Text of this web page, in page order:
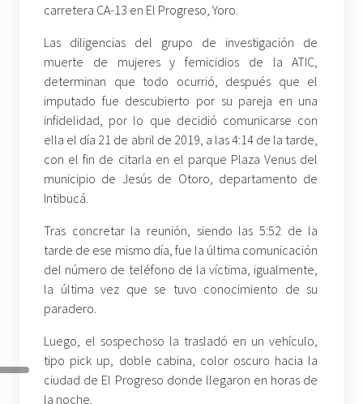
carretera CA-13 en El Progreso, Yoro.
Las diligencias del grupo de investigación de
muerte de mujeres y femicidios de la ATIC,
determinan que todo ocurrió, después que el
imputado fue descubierto por su pareja en una
infidelidad, por lo que decidió comunicarse con
ella el día 21 de abril de 2019, a las 4:14 de la tarde,
con el fin de citarla en el parque Plaza Venus del
municipio de Jesús de Otoro, departamento de
Intibucá.
Tras concretar la reunión, siendo las 5:52 de la
tarde de ese mismo día, fue la última comunicación
del número de teléfono de la víctima, igualmente,
la última vez que se tuvo conocimiento de su
paradero.
Luego, el sospechoso la trasladó en un vehículo,
tipo pick up, doble cabina, color oscuro hacia la
ciudad de El Progreso donde llegaron en horas de
la noche.